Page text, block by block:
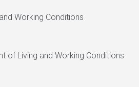
Working Conditions
of Living and Working Conditions